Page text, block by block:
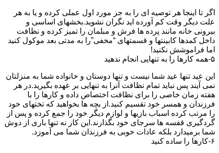
اگر تا اینجا هر توصیه ای را به جز مورد اول عملی کرده و یا به هر
علت دیگر وقت کم آورده اید نگران نشوید.بخشهای اساسی و
بیرونی خانه مانند پرده ها فرش و مبلمان را تمیز کرده و نظافت
داخل کمدها کابینتها و قسمتهای “مخفی”را به مدتی بعد موکول کنید
اما فراموشش نکنید!
۵-همه کارها را به تنهایی انجام ندهید
این عید تنها عید شما نیست و تنها دوستان و خانواده شما به منزلتان
نمی آیند پس نباید تمام نظافت آنرا به تنهایی بر عهده بگیرید.در هر
هفته زمان خاصی را برای نظافت اختصاص داده و کارها را با
فرزندان و همسر خود تقسیم کنید.از بچه ها بخواهید که تختهای خود
را مرتب کرده اسباب بازیها و لوازم دیگر خود را جمع کرده و پس از
گردگیری قفسه ها سرجای خود بگذارند.این کار نه تنها باری از دوش
شما برمیدارد بلکه عادات خوبی به فرزندان شما می آموزد.
۶-کارها را ساده کنید